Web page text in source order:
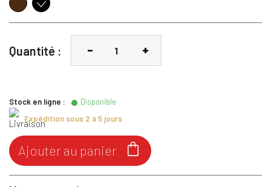
Quantité :
Stock en ligne :
Disponible
Expédition sous 2 à 5 jours

Ajouter au panier